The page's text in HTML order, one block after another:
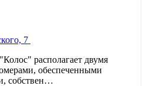
7
располагает двумя
обеспеченными
собствен…